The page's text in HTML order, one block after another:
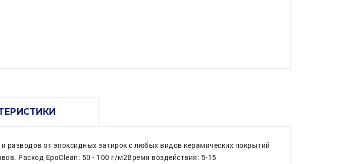
разводов от эпоксидных затирок с любых видов керамических покрытий
Расход EpoClean: 50 - 100 г/м2Время воздействия: 5-15